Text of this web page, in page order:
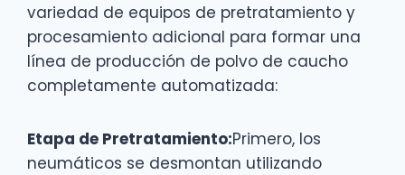
variedad de equipos de pretratamiento y
procesamiento adicional para formar una
línea de producción de polvo de caucho
completamente automatizada:
Etapa de Pretratamiento:Primero, los
neumáticos se desmontan utilizando